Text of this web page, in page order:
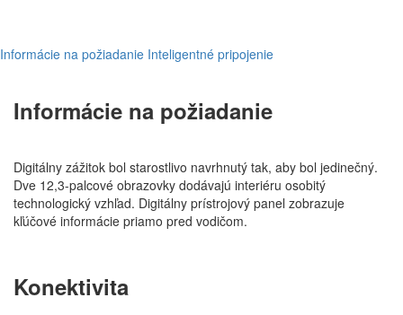
Informácie na požiadanie Inteligentné pripojenie
Informácie na požiadanie
Digitálny zážitok bol starostlivo navrhnutý tak, aby bol jedinečný.
Dve 12,3-palcové obrazovky dodávajú interiéru osobitý
technologický vzhľad. Digitálny prístrojový panel zobrazuje
kľúčové informácie priamo pred vodičom.
Konektivita